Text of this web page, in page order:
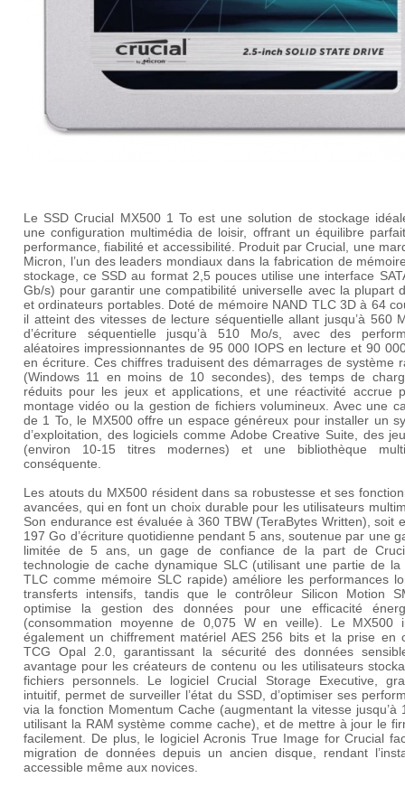
Le SSD Crucial MX500 1 Toest une solution de stockage
une configuration multimédia de loisir, offrant un équilibre
performance, fiabilité et accessibilité. Produit par Crucial, une
Micron, l’un des leaders mondiaux dans la fabrication de
stockage, ce SSD au format 2,5 pouces utilise une interface
Gb/s) pour garantir une compatibilité universelle avec la plupart
et ordinateurs portables. Doté de mémoire NAND TLC 3D à 64
il atteint des vitesses de lecture séquentielle allant jusqu’à 560
d’écriture séquentielle jusqu’à 510 Mo/s, avec des
aléatoires impressionnantes de 95 000 IOPS en lecture et 90
en écriture. Ces chiffres traduisent des démarrages de système
(Windows 11 en moins de 10 secondes), des temps de
réduits pour les jeux et applications, et une réactivité accrue
montage vidéo ou la gestion de fichiers volumineux. Avec une
de 1 To, le MX500 offre un espace généreux pour installer un
d’exploitation, des logiciels comme Adobe Creative Suite, des
(environ 10-15 titres modernes) et une bibliothèque
conséquente.
Les atouts du MX500 résident dans sa robustesse et ses
avancées, qui en font un choix durable pour les utilisateurs
Son endurance est évaluée à 360 TBW (TeraBytes Written), soit
197 Go d’écriture quotidienne pendant 5 ans, soutenue par une
limitée de 5 ans, un gage de confiance de la part de
technologie de cache dynamique SLC (utilisant une partie de la
TLC comme mémoire SLC rapide) améliore les performances
transferts intensifs, tandis que le contrôleur Silicon Motion
optimise la gestion des données pour une efficacité
(consommation moyenne de 0,075 W en veille). Le MX500
également un chiffrement matériel AES 256 bits et la prise en
TCG Opal 2.0, garantissant la sécurité des données
avantage pour les créateurs de contenu ou les utilisateurs
fichiers personnels. Le logicielCrucial Storage Executive ,
intuitif, permet de surveiller l’état du SSD, d’optimiser ses
via la fonction Momentum Cache (augmentant la vitesse jusqu’à
utilisant la RAM système comme cache), et de mettre à jour le
facilement. De plus, le logicielAcronis True Image for Crucial
migration de données depuis un ancien disque, rendant
accessible même aux novices.